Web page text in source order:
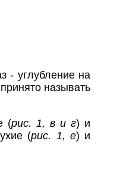
- углубление на
называть
(рис. 1, в и г) и
(рис. 1, е) и